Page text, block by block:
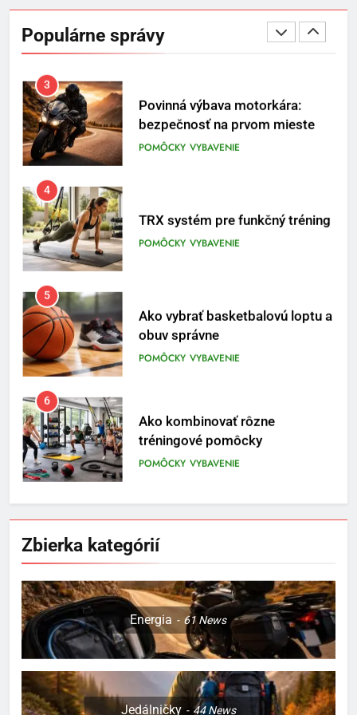
Populárne správy
Temu zmenila na prívetivú oázu
POMÔCKY
3
Povinná výbava motorkára:
bezpečnosť na prvom mieste
POMÔCKY VYBAVENIE
4
TRX systém pre funkčný tréning
POMÔCKY VYBAVENIE
5
Ako vybrať basketbalovú loptu a
obuv správne
POMÔCKY VYBAVENIE
6
Ako kombinovať rôzne
tréningové pomôcky
POMÔCKY VYBAVENIE
7
Pomôcky na cvičenie brucha
8
Najlepšie doplnky pre
motocyklistov na dlhé trasy
ENERGIA VYBAVENIE
Zbierka kategórií
Energia 61News
Jedálničky 44News